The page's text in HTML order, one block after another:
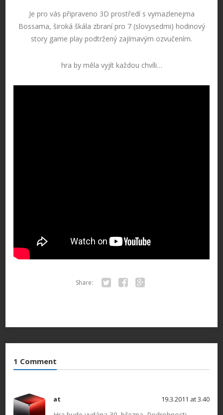
Je pro vás připraveno 3D prostředí s vymazlenejma
Bossama, široká škála zbraní pro 7 (slovysedmi) hodinový
story game play podtržený zajímavým ozvučením.
hra by měla vyjít každou chvíli…
Share:
1 Comment
at 19.3.2011 at 3.40